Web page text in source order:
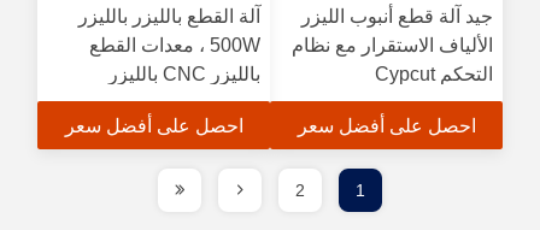
جيد آلة قطع أنبوب الليزر
الألياف الاستقرار مع نظام
التحكم Cypcut
احصل على أفضل سعر
آلة القطع بالليزر بالليزر
500W ، معدات القطع
بالليزر CNC بالليزر
احصل على أفضل سعر
1
2